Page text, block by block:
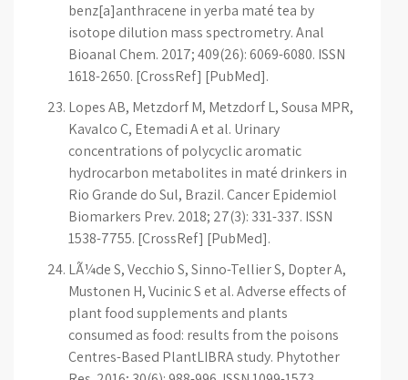
benz[a]anthracene in yerba maté tea by
isotope dilution mass spectrometry. Anal
Bioanal Chem. 2017; 409(26): 6069-6080. ISSN
1618-2650. [CrossRef] [PubMed].
Lopes AB, Metzdorf M, Metzdorf L, Sousa MPR,
Kavalco C, Etemadi A et al. Urinary
concentrations of polycyclic aromatic
hydrocarbon metabolites in maté drinkers in
Rio Grande do Sul, Brazil. Cancer Epidemiol
Biomarkers Prev. 2018; 27(3): 331-337. ISSN
1538-7755. [CrossRef] [PubMed].
LÃ¼de S, Vecchio S, Sinno-Tellier S, Dopter A,
Mustonen H, Vucinic S et al. Adverse effects of
plant food supplements and plants
consumed as food: results from the poisons
Centres-Based PlantLIBRA study. Phytother